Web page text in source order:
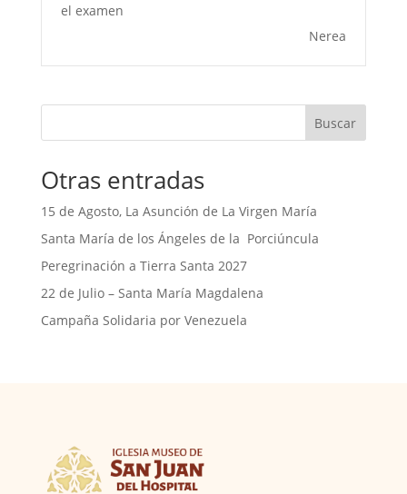
el examen
Nerea
Buscar
Otras entradas
15 de Agosto, La Asunción de La Virgen María
Santa María de los Ángeles de la Porciúncula
Peregrinación a Tierra Santa 2027
22 de Julio – Santa María Magdalena
Campaña Solidaria por Venezuela